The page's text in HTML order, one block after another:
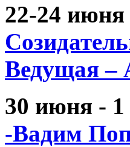
22-24 июня
Ведущая –
30 июня -
-Вадим